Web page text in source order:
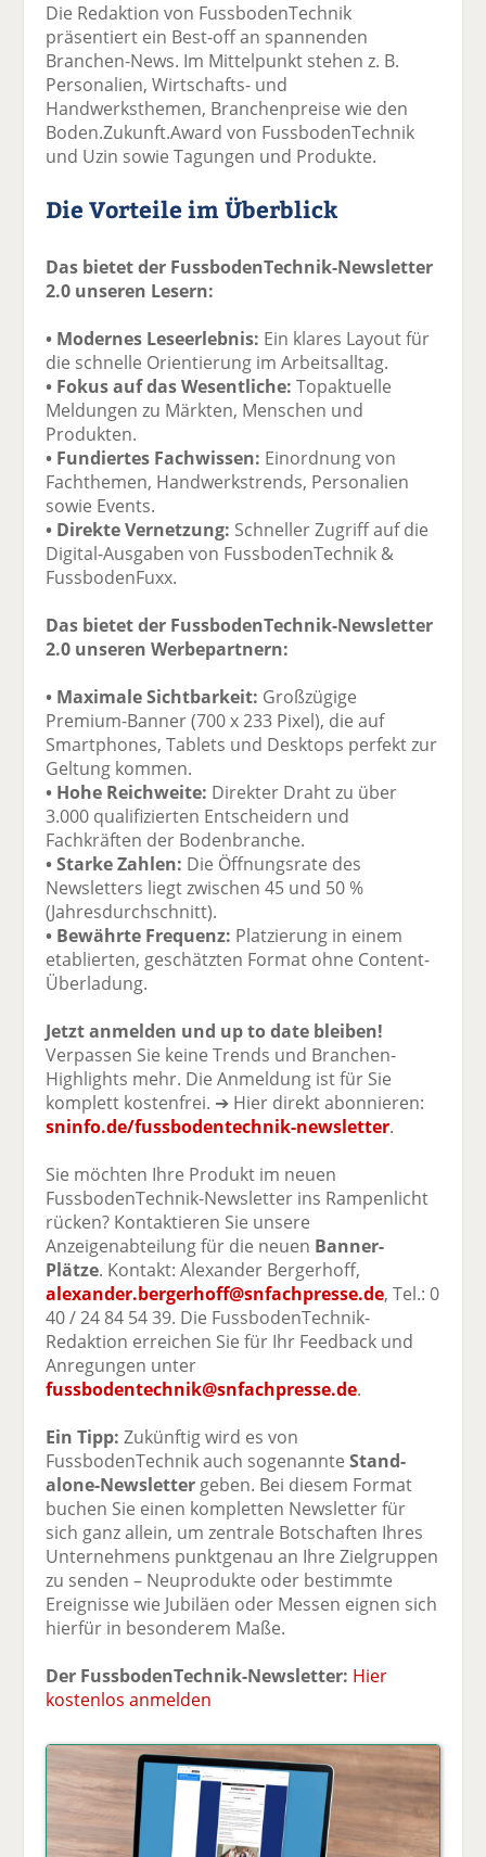
Die Redaktion von FussbodenTechnik
präsentiert ein Best-off an spannenden
Branchen-News. Im Mittelpunkt stehen z. B.
Personalien, Wirtschafts- und
Handwerksthemen, Branchenpreise wie den
Boden.Zukunft.Award von FussbodenTechnik
und Uzin sowie Tagungen und Produkte.
Die Vorteile im Überblick
Das bietet der FussbodenTechnik-Newsletter
2.0 unseren Lesern:
• Modernes Leseerlebnis: Ein klares Layout für
die schnelle Orientierung im Arbeitsalltag.
• Fokus auf das Wesentliche: Topaktuelle
Meldungen zu Märkten, Menschen und
Produkten.
• Fundiertes Fachwissen: Einordnung von
Fachthemen, Handwerkstrends, Personalien
sowie Events.
• Direkte Vernetzung: Schneller Zugriff auf die
Digital-Ausgaben von FussbodenTechnik &
FussbodenFuxx.
Das bietet der FussbodenTechnik-Newsletter
2.0 unseren Werbepartnern:
• Maximale Sichtbarkeit: Großzügige
Premium-Banner (700 x 233 Pixel), die auf
Smartphones, Tablets und Desktops perfekt zur
Geltung kommen.
• Hohe Reichweite: Direkter Draht zu über
3.000 qualifizierten Entscheidern und
Fachkräften der Bodenbranche.
• Starke Zahlen: Die Öffnungsrate des
Newsletters liegt zwischen 45 und 50 %
(Jahresdurchschnitt).
• Bewährte Frequenz: Platzierung in einem
etablierten, geschätzten Format ohne Content-
Überladung.
Jetzt anmelden und up to date bleiben!
Verpassen Sie keine Trends und Branchen-
Highlights mehr. Die Anmeldung ist für Sie
komplett kostenfrei. ➔ Hier direkt abonnieren:
sninfo.de/fussbodentechnik-newsletter.
Sie möchten Ihre Produkt im neuen
FussbodenTechnik-Newsletter ins Rampenlicht
rücken? Kontaktieren Sie unsere
Anzeigenabteilung für die neuen Banner-
Plätze. Kontakt: Alexander Bergerhoff,
alexander.bergerhoff@snfachpresse.de, Tel.: 0
40 / 24 84 54 39. Die FussbodenTechnik-
Redaktion erreichen Sie für Ihr Feedback und
Anregungen unter
fussbodentechnik@snfachpresse.de.
Ein Tipp: Zukünftig wird es von
FussbodenTechnik auch sogenannteStand-
alone-Newsletter geben. Bei diesem Format
buchen Sie einen kompletten Newsletter für
sich ganz allein, um zentrale Botschaften Ihres
Unternehmens punktgenau an Ihre Zielgruppen
zu senden – Neuprodukte oder bestimmte
Ereignisse wie Jubiläen oder Messen eignen sich
hierfür in besonderem Maße.
Der FussbodenTechnik-Newsletter: Hier
kostenlos anmelden